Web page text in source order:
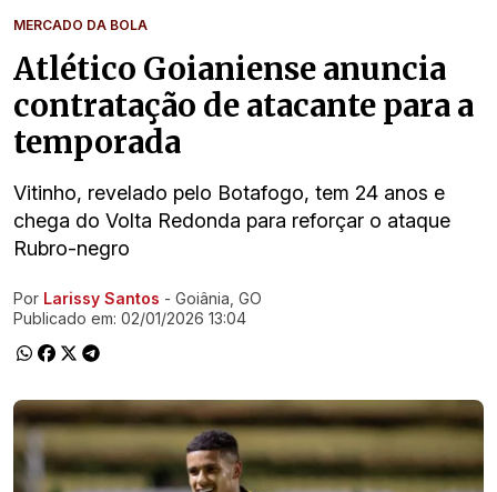
MERCADO DA BOLA
Atlético Goianiense anuncia
contratação de atacante para a
temporada
Vitinho, revelado pelo Botafogo, tem 24 anos e
chega do Volta Redonda para reforçar o ataque
Rubro-negro
Ir direto pra matéria
Por Larissy Santos - Goiânia, GO
Publicado em: 02/01/2026 13:04